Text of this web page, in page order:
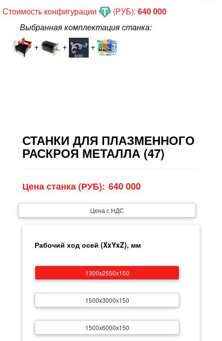
Стоимость конфигурации (РУБ): 640 000
Выбранная комплектация станка:
+
+ +
СТАНКИ ДЛЯ ПЛАЗМЕННОГО
РАСКРОЯ МЕТАЛЛА (47)
Цена станка (РУБ):
Цена с НДС
Рабочий ход осей (XxYxZ), мм
1300х2550х150
1500х3000х150
1500х6000х150